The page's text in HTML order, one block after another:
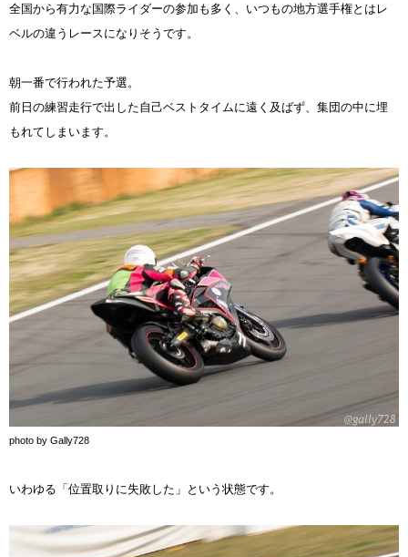
全国から有力な国際ライダーの参加も多く、いつもの地方選手権とはレ
ベルの違うレースになりそうです。
朝一番で行われた予選。
前日の練習走行で出した自己ベストタイムに遠く及ばず、集団の中に埋
もれてしまいます。
photo by Gally728
いわゆる「位置取りに失敗した」という状態です。